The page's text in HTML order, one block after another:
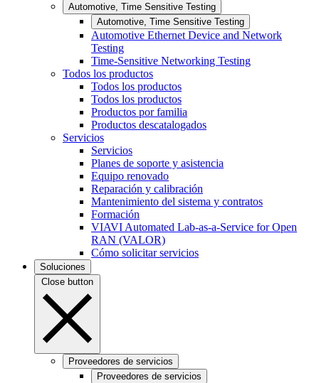
Automotive, Time Sensitive Testing
Automotive, Time Sensitive Testing
Automotive Ethernet Device and Network
Testing
Time-Sensitive Networking Testing
Todos los productos
Todos los productos
Todos los productos
Productos por familia
Productos descatalogados
Servicios
Servicios
Planes de soporte y asistencia
Equipo renovado
Reparación y calibración
Mantenimiento del sistema y contratos
Formación
VIAVI Automated Lab-as-a-Service for Open
RAN (VALOR)
Cómo solicitar servicios
Soluciones
Close button
Proveedores de servicios
Proveedores de servicios